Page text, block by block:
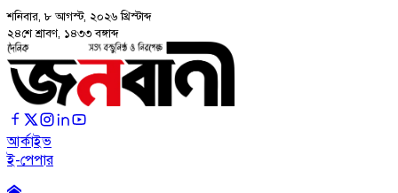
শনিবার, ৮ আগস্ট, ২০২৬ খ্রিস্টাব্দ
২৪শে শ্রাবণ, ১৪৩৩ বঙ্গাব্দ
আর্কাইভ
ই-পেপার